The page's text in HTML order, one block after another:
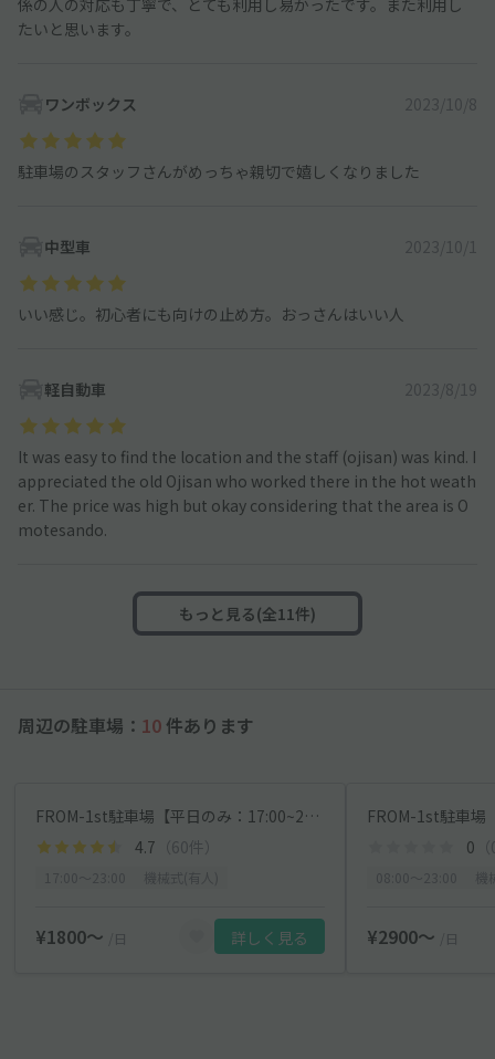
たいと思います。
ワンボックス 2023/10/8
駐車場のスタッフさんがめっちゃ親切で嬉しくなりました
中型車 2023/10/1
いい感じ。初心者にも向けの止め方。おっさんはいい人
軽自動車 2023/8/19
It was easy to find the location and the staff (ojisan) was kind. I
appreciated the old Ojisan who worked there in the hot weath
er. The price was high but okay considering that the area is O
motesando.
もっと見る(全11件)
周辺の駐車場： 10 件あります
FROM-1st駐車場【平日のみ：17:00~23:00 ナイトプラン】※ハイルーフ可
4.7 （60件）
¥1800〜 /日 詳しく見る
0
¥2900〜 /日